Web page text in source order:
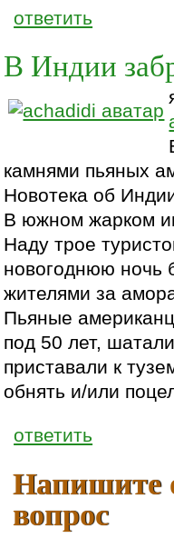
ответить
В Индии
камнями пьяных
Новотека об
В южном жарком
Наду трое
новогоднюю ночь
жителями за
Пьяные
под 50 лет,
приставали к
обнять и/или
ответить
Напишите
вопрос